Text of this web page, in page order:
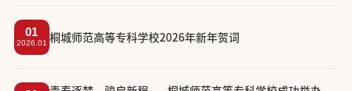
01
2026.01 ​桐城师范高等专科学校2026年新年贺词